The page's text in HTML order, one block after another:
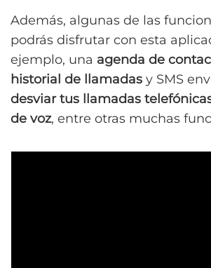
Además, algunas de las
podrás disfrutar con esta
ejemplo, una agenda de
historial de llamadas y SMS
desviar tus llamadas
de voz, entre otras muchas